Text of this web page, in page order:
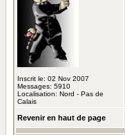
Inscrit le: 02 Nov 2007
Messages: 5910
Localisation: Nord - Pas de
Calais
Revenir en haut de page